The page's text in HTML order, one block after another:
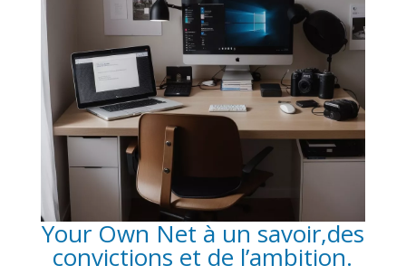
Your Own Net à un savoir,des
convictions et de l’ambition.